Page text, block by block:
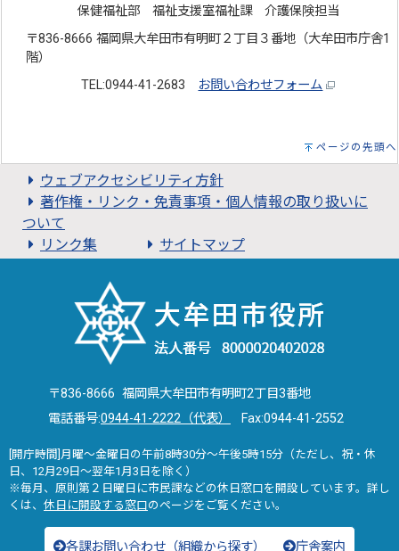
保健福祉部 福祉支援室福祉課 介護保険担当
〒836-8666 福岡県大牟田市有明町２丁目３番地（大牟田市庁舎1
階）
TEL:0944-41-2683
お問い合わせフォーム
ページの先頭へ
ウェブアクセシビリティ方針
著作権・リンク・免責事項・個人情報の取り扱いに
ついて
リンク集
サイトマップ
〒836-8666 福岡県大牟田市有明町2丁目3番地
電話番号:0944-41-2222（代表） Fax:0944-41-2552
[開庁時間]月曜～金曜日の午前8時30分～午後5時15分（ただし、祝・休
日、12月29日～翌年1月3日を除く）
※毎月、原則第２日曜日に市民課などの休日窓口を開設しています。詳し
くは、 休日に開設する窓口のページをご覧ください。
各課お問い合わせ（組織から探す） 庁舎案内